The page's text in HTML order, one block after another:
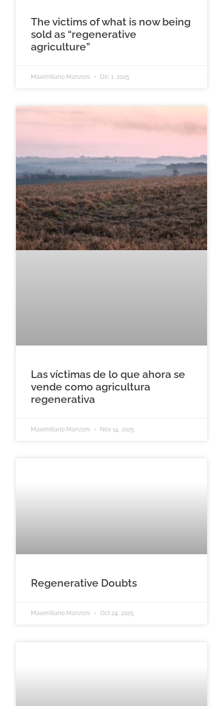
The victims of what is now being
sold as “regenerative
agriculture”
Maximiliano Manzoni Dic 1, 2025
Las víctimas de lo que ahora se
vende como agricultura
regenerativa
Maximiliano Manzoni Nov 14, 2025
Regenerative Doubts
Maximiliano Manzoni Oct 24, 2025